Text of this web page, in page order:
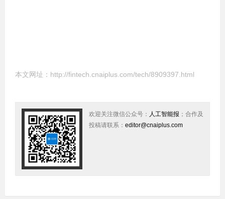
本文网址： http://fintech.cnaiplus.com/tech/8909397.html
欢迎关注微信公众号： 人工智能报 ；合作及
投稿请联系： editor@cnaiplus.com